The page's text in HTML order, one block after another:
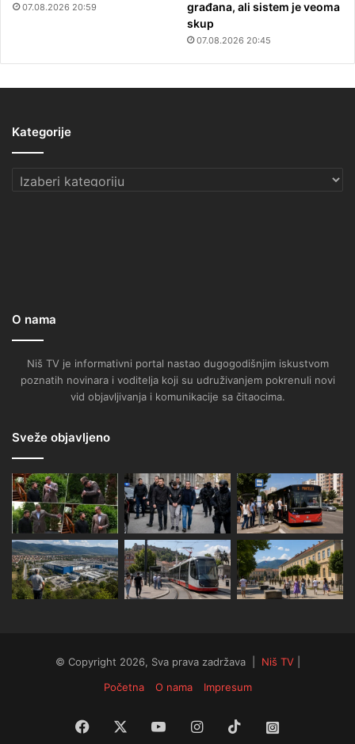
07.08.2026 20:59
građana, ali sistem je veoma
skup
07.08.2026 20:45
Kategorije
Kategorije
O nama
Niš TV je informativni portal nastao dugogodišnjim iskustvom
poznatih novinara i voditelja koji su udruživanjem pokrenuli novi
vid objavljivanja i komunikacije sa čitaocima.
Sveže objavljeno
© Copyright 2026, Sva prava zadržava | Niš TV|
Početna
O nama Impresum
Facebook YouTubeInstagram
TikTok